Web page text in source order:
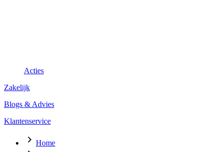
Acties
Zakelijk
Blogs & Advies
Klantenservice
Home